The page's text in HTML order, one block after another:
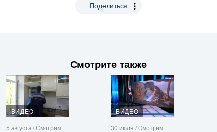
Поделиться
Смотрите также
ВИДЕО
5 августа / Смотрим
ВИДЕО
30 июля / Смотрим